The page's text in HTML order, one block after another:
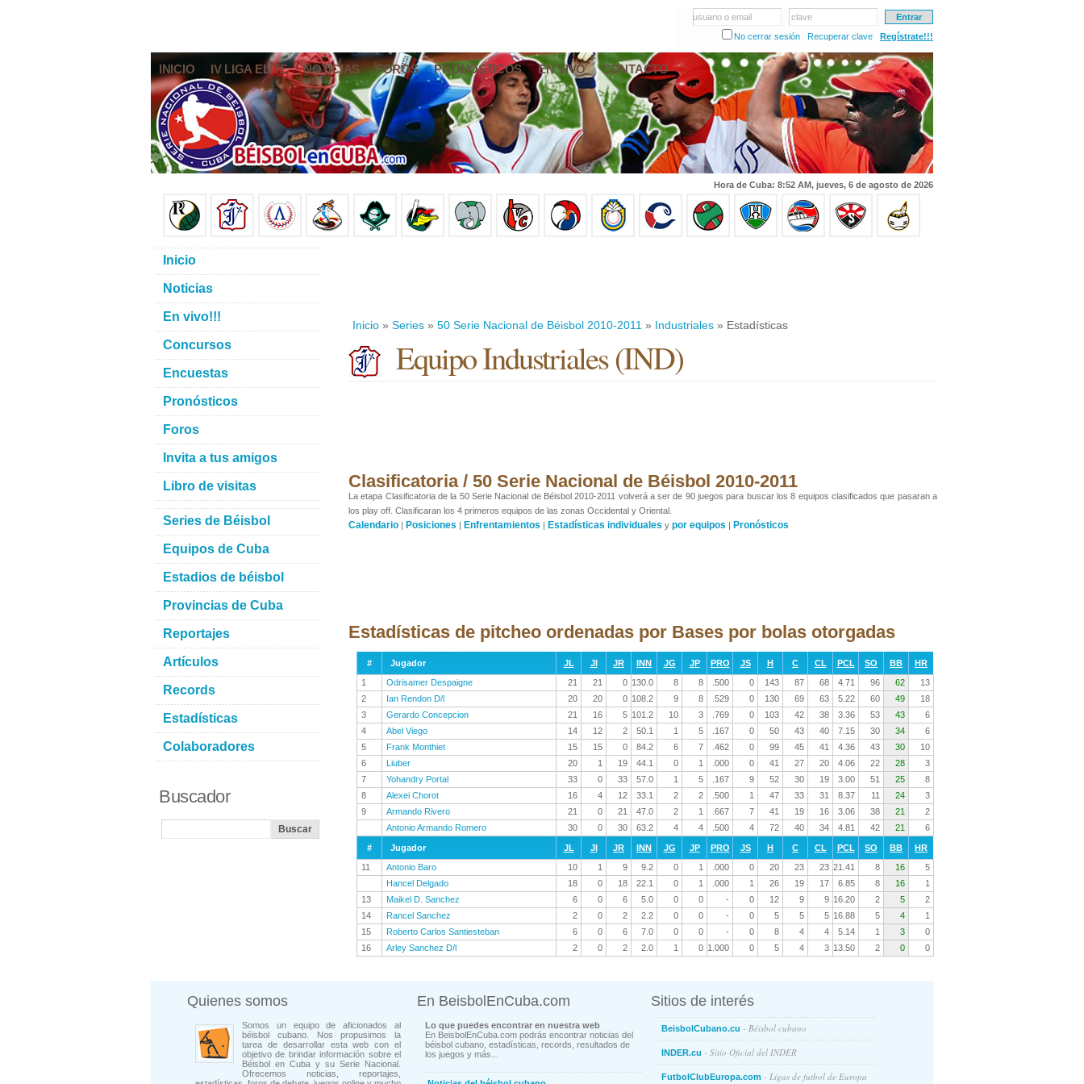
usuario o email
clave
No cerrar sesión
Recuperar clave Regístrate!!!
INICIO IV LIGA ELITE NOTICIAS FOROS PRONÓSTICOS EN VIVO CONTACTO
Hora de Cuba: 8:52 AM, jueves, 6 de agosto de 2026
Inicio » Series » 50 Serie Nacional de Béisbol 2010-2011 » Industriales » Estadísticas
Equipo Industriales (IND)
Clasificatoria / 50 Serie Nacional de Béisbol 2010-2011
La etapa Clasificatoria de la 50 Serie Nacional de Béisbol 2010-2011 volverá a ser de 90 juegos para buscar los 8 equipos clasificados que pasaran a
los play off. Clasificaran los 4 primeros equipos de las zonas Occidental y Oriental.
Calendario | Posiciones | Enfrentamientos | Estadísticas individuales y por equipos | Pronósticos
Estadísticas de pitcheo ordenadas por Bases por bolas otorgadas
# Jugador JL JI JR INN JG JP PRO JS H C CL PCL SO BB
HR
1
Odrisamer Despaigne 21 21 0 130.0 8 8 .500 0 143 87 68 4.71 96 62
13
2
Ian Rendon D/l 20 20 0 108.2 9 8 .529 0 130 69 63 5.22 60 49
18
3
Gerardo Concepcion 21 16 5 101.2 10 3 .769 0 103 42 38 3.36 53 43
6
4
Abel Viego 14 12 2 50.1 1 5 .167 0 50 43 40 7.15 30 34
6
5
Frank Monthiet 15 15 0 84.2 6 7 .462 0 99 45 41 4.36 43 30
10
6
Liuber 20 1 19 44.1 0 1 .000 0 41 27 20 4.06 22 28
3
7
Yohandry Portal 33 0 33 57.0 1 5 .167 9 52 30 19 3.00 51 25
8
8
Alexei Chorot 16 4 12 33.1 2 2 .500 1 47 33 31 8.37 11 24
3
9
Armando Rivero 21 0 21 47.0 2 1 .667 7 41 19 16 3.06 38 21
2
Antonio Armando Romero
30 0 30 63.2 4 4 .500 4 72 40 34 4.81 42 21 6
# Jugador JL JI JR INN JG JP PRO JS H C CL PCL SO BB
HR
11
Antonio Baro 10 1 9 9.2 0 1 .000 0 20 23 23 21.41 8 16
5
Hancel Delgado
18 0 18 22.1 0 1 .000 1 26 19 17 6.85 8 16
1
13
Maikel D. Sanchez 6 0 6 5.0 0 0 - 0 12 9 9 16.20 2 5
2
14
Rancel Sanchez 2 0 2 2.2 0 0 - 0 5 5 5 16.88 5 4
1
15
Roberto Carlos Santiesteban 6 0 6 7.0 0 0 - 0 8 4 4 5.14 1 3
0
16
Arley Sanchez D/l 2 0 2 2.0 1 0 1.000 0 5 4 3 13.50 2 0 0
Inicio
Noticias
En vivo!!!
Concursos
Encuestas
Pronósticos
Foros
Invita a tus amigos
Libro de visitas
Series de Béisbol
Equipos de Cuba
Estadios de béisbol
Provincias de Cuba
Reportajes
Artículos
Records
Estadísticas
Colaboradores
Buscador
Quienes somos
Somos un equipo de aficionados al
béisbol cubano. Nos propusimos la
tarea de desarrollar esta web con el
objetivo de brindar información sobre el
Béisbol en Cuba y su Serie Nacional.
Ofrecemos noticias, reportajes,
En BeisbolEnCuba.com
Lo que puedes encontrar en nuestra web
En BeisbolEnCuba.com podrás encontrar noticias del
béisbol cubano, estadísticas, records, resultados de
los juegos y más...
Sitios de interés
BeisbolCubano.cu - Béisbol cubano
INDER.cu - Sitio Oficial del INDER
FutbolClubEuropa.com - Ligas de futbol de Europa